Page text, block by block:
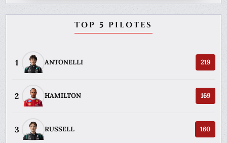
TOP 5 PILOTES
1 ANTONELLI 219
2 HAMILTON 169
3 RUSSELL 160